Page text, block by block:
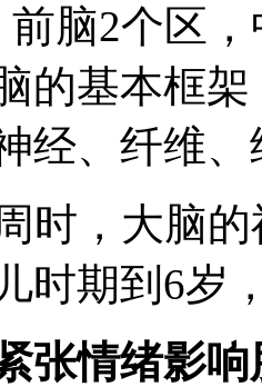
前脑2个区
的基本框
经、纤维
，大脑的
时期到6岁
张情绪影